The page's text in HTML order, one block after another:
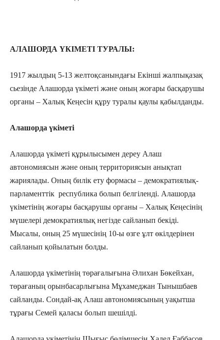
АЛАШОРДА ҮКІМЕТІ ТУРАЛЫ:
1917 жылдың 5-13 желтоқсанындағы Екінші жалпықазақ
сьезінде Алашорда үкіметі және оның жоғары басқарушы
органы – Халық Кеңесін құру туралы қаулы қабылданды.
Алашорда үкіметі
Алашорда үкіметі құрылысымен дереу Алаш
автономиясын және оның территориясын анықтап
жариялады. Оның билік ету формасы – демократиялық-
парламенттік республика болып белгіленді. Алашорда
үкіметінің жоғары басқарушы органы – Халық Кеңесінің
мүшелері демократиялық негізде сайланып бекіді.
Мысалы, оның 25 мүшесінің 10-ы өзге ұлт өкілдерінен
сайланып қойылатын болды.
Алашорда үкіметінің төрағалығына Әлихан Бөкейхан,
төрағаның орынбасарлығына Мұхамеджан Тынышбаев
сайланды. Сондай-ақ Алаш автономиясының уақытша
тұрағы Семей қаласы болып шешілді.